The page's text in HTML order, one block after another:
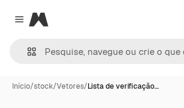
Close menu
Magnific
Início/stock/Vetores/Lista de verificação…